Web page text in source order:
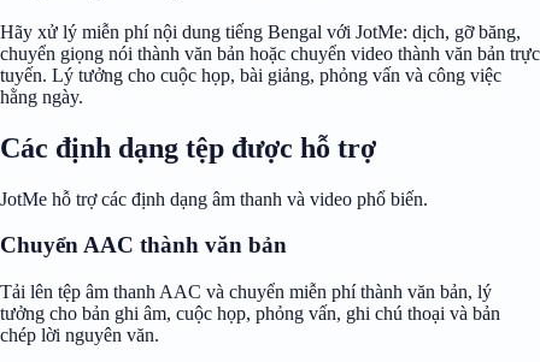
Hãy xử lý miễn phí nội dung tiếng Bengal với JotMe: dịch, gỡ băng,
chuyển giọng nói thành văn bản hoặc chuyển video thành văn bản trực
tuyến. Lý tưởng cho cuộc họp, bài giảng, phỏng vấn và công việc
hằng ngày.
Các định dạng tệp được hỗ trợ
JotMe hỗ trợ các định dạng âm thanh và video phổ biến.
Chuyển AAC thành văn bản
Tải lên tệp âm thanh AAC và chuyển miễn phí thành văn bản, lý
tưởng cho bản ghi âm, cuộc họp, phỏng vấn, ghi chú thoại và bản
chép lời nguyên văn.